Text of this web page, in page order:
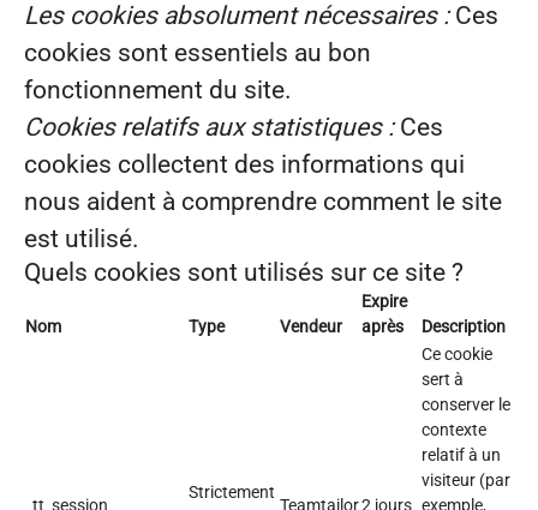
Les cookies absolument nécessaires :Ces
cookies sont essentiels au bon
fonctionnement du site.
Cookies relatifs aux statistiques :Ces
cookies collectent des informations qui
nous aident à comprendre comment le site
est utilisé.
Quels cookies sont utilisés sur ce site ?
Nom Type Vendeur
Expire
après
Description
_tt_session
Strictement
Teamtailor2 jours
Ce cookie
sert à
conserver le
contexte
relatif à un
visiteur (par
exemple,